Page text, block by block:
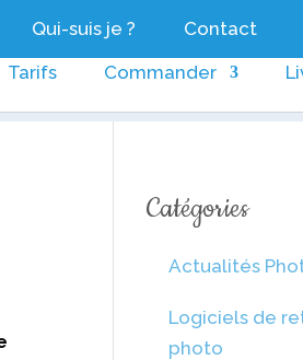
Qui-suis je ? Contact
Tarifs Commander
Catégories
Actualités
Logiciels de
photo